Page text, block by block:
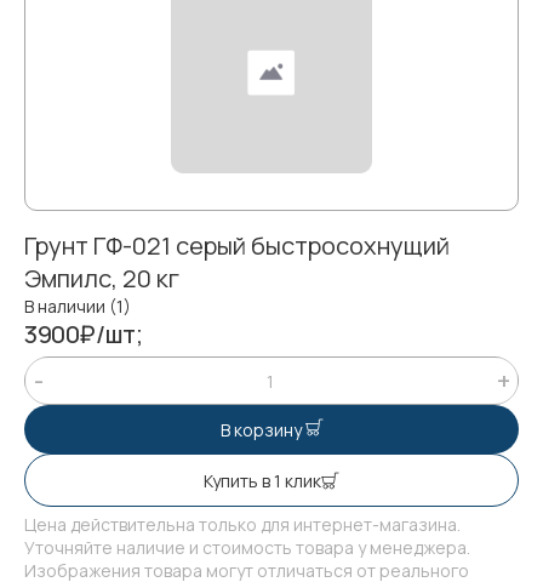
Грунт ГФ-021 серый быстросохнущий
Эмпилс, 20 кг
В наличии (1)
3900₽/шт;
В корзину
Купить в 1 клик
Цена действительна только для интернет-магазина.
Уточняйте наличие и стоимость товара у менеджера.
Изображения товара могут отличаться от реального